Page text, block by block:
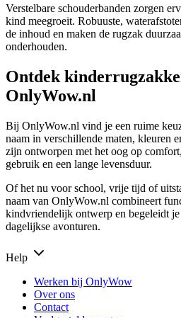
Verstelbare schouderbanden zorgen
kind meegroeit. Robuuste,
de inhoud en maken de rugzak
onderhouden.
Ontdek
OnlyWow.nl
Bij OnlyWow.nl vind je een ruime
naam in verschillende maten, kleuren
zijn ontworpen met het oog op
gebruik en een lange levensduur.
Of het nu voor school, vrije tijd of
naam van OnlyWow.nl combineert
kindvriendelijk ontwerp en begeleidt
dagelijkse avonturen.
Help
Werken bij OnlyWow
Over ons
Contact